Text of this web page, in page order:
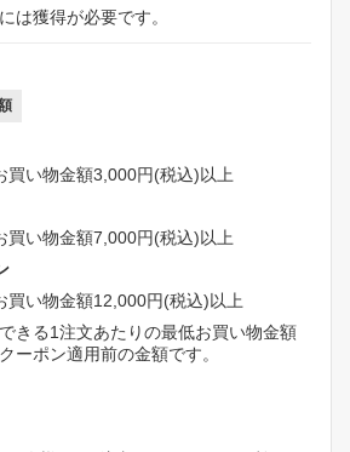
は獲得が必要です。
買い物金額3,000円(税込)以上
買い物金額7,000円(税込)以上
買い物金額12,000円(税込)以上
きる1注文あたりの最低お買い物金額
ーポン適用前の金額です。